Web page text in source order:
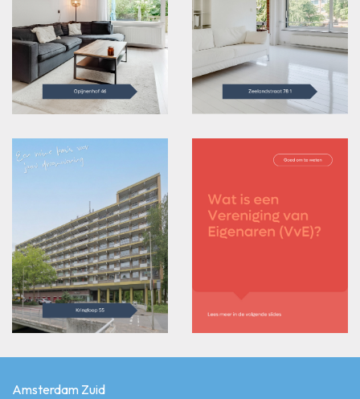
Amsterdam Zuid